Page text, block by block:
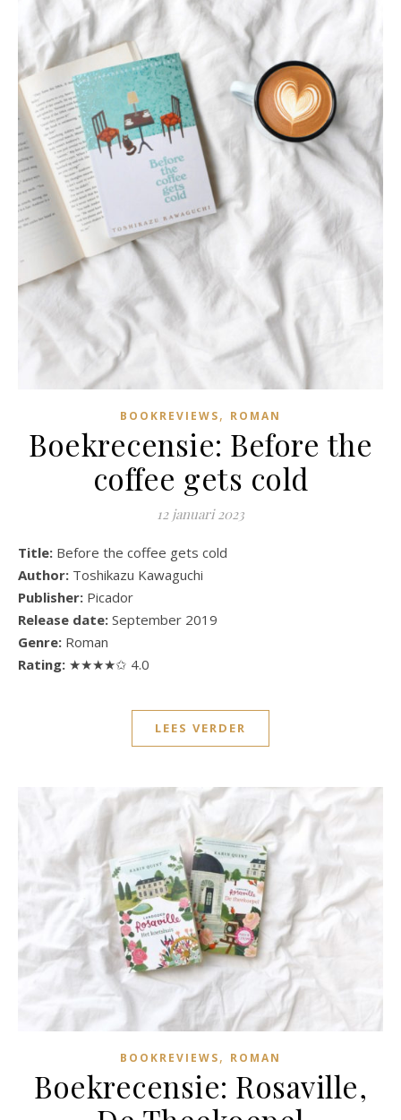
BOOKREVIEWS, ROMAN
Boekrecensie: Before the
coffee gets cold
12 januari 2023
Title: Before the coffee gets cold
Author: Toshikazu Kawaguchi
Publisher: Picador
Release date: September 2019
Genre: Roman
Rating: ★★★★✩ 4.0
LEES VERDER
BOOKREVIEWS, ROMAN
Boekrecensie: Rosaville,